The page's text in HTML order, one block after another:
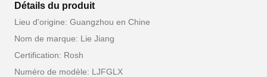
Détails du produit
Lieu d'origine: Guangzhou en Chine
Nom de marque: Lie Jiang
Certification: Rosh
Numéro de modèle: LJFGLX